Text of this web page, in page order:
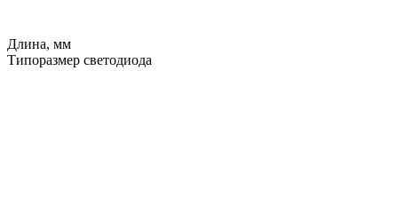
Длина, мм
Типоразмер светодиода